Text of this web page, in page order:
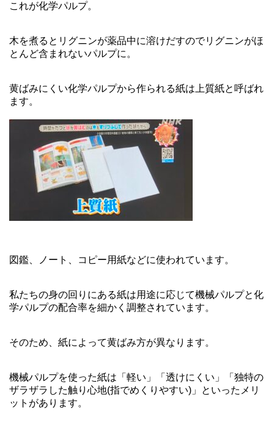
これが化学パルプ。
木を煮るとリグニンが薬品中に溶けだすのでリグニンがほ
とんど含まれないパルプに。
黄ばみにくい化学パルプから作られる紙は上質紙と呼ばれ
ます。
図鑑、ノート、コピー用紙などに使われています。
私たちの身の回りにある紙は用途に応じて機械パルプと化
学パルプの配合率を細かく調整されています。
そのため、紙によって黄ばみ方が異なります。
機械パルプを使った紙は「軽い」「透けにくい」「独特の
ザラザラした触り心地(指でめくりやすい)」といったメリ
ットがあります。